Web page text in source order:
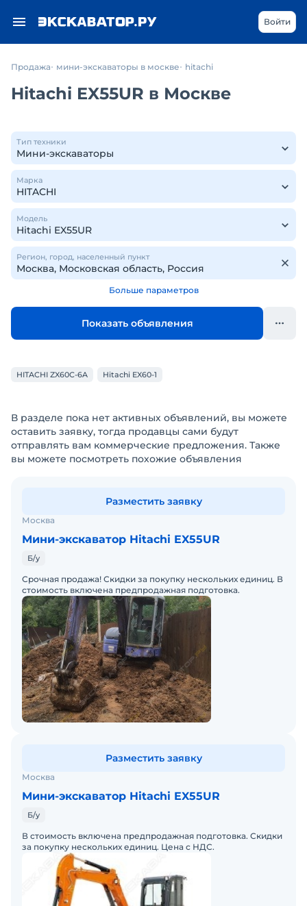
Войти
Продажа мини-экскаваторы в москве hitachi
Hitachi EX55UR в Москве
Тип техники
Марка
Модель
Регион, город, населенный пункт
Больше параметров
Показать объявления
HITACHI ZX60C-6A Hitachi EX60-1
В разделе пока нет активных объявлений, вы можете
оставить заявку, тогда продавцы сами будут
отправлять вам коммерческие предложения. Также
вы можете посмотреть похожие объявления
Москва
Мини-экскаватор Hitachi EX55UR
Б/у
Срочная продажа! Скидки за покупку нескольких единиц. В
стоимость включена предпродажная подготовка.
Разместить заявку
Москва
Мини-экскаватор Hitachi EX55UR
Б/у
В стоимость включена предпродажная подготовка. Скидки
за покупку нескольких единиц. Цена с НДС.
Разместить заявку